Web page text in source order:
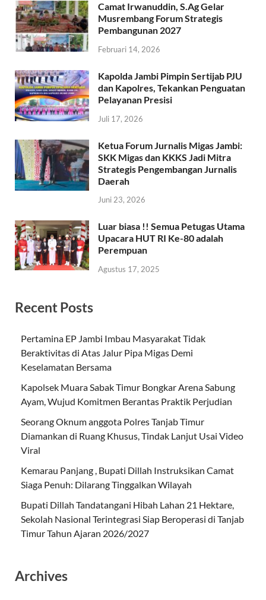
Camat Irwanuddin, S.Ag Gelar
Musrembang Forum Strategis
Pembangunan 2027
Februari 14, 2026
Kapolda Jambi Pimpin Sertijab PJU
dan Kapolres, Tekankan Penguatan
Pelayanan Presisi
Juli 17, 2026
Ketua Forum Jurnalis Migas Jambi:
SKK Migas dan KKKS Jadi Mitra
Strategis Pengembangan Jurnalis
Daerah
Juni 23, 2026
Luar biasa !! Semua Petugas Utama
Upacara HUT RI Ke-80 adalah
Perempuan
Agustus 17, 2025
Recent Posts
Pertamina EP Jambi Imbau Masyarakat Tidak
Beraktivitas di Atas Jalur Pipa Migas Demi
Keselamatan Bersama
Kapolsek Muara Sabak Timur Bongkar Arena Sabung
Ayam, Wujud Komitmen Berantas Praktik Perjudian
Seorang Oknum anggota Polres Tanjab Timur
Diamankan di Ruang Khusus, Tindak Lanjut Usai Video
Viral
Kemarau Panjang , Bupati Dillah Instruksikan Camat
Siaga Penuh: Dilarang Tinggalkan Wilayah
Bupati Dillah Tandatangani Hibah Lahan 21 Hektare,
Sekolah Nasional Terintegrasi Siap Beroperasi di Tanjab
Timur Tahun Ajaran 2026/2027
Archives